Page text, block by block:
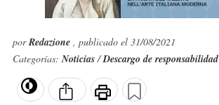
porRedazione , publicado el 31/08/2021
Categorías:Noticias/Descargo de responsabilidad